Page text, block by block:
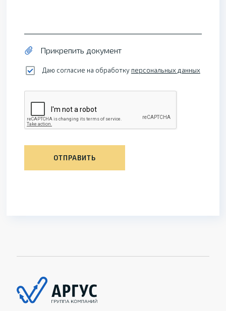
Прикрепить документ
Даю согласие на обработку персональных данных
ОТПРАВИТЬ